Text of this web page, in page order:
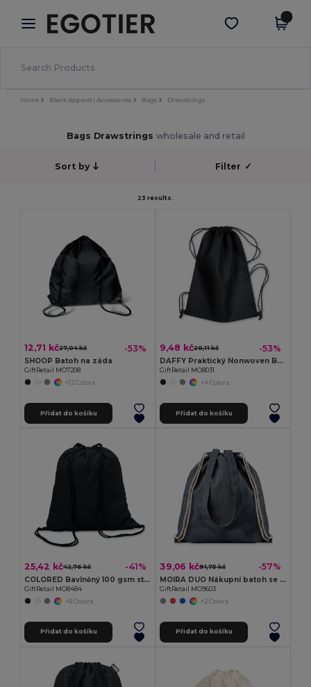
× Aplikace Egotier
Lepší ceny v aplikaci!
Stáhnout app
Home Blank Apparel | Accessories Bags Drawstrings
Bags Drawstrings wholesale and retail
Sort by Filter ✓
23 results.
12,71 kč27,04 kč -53%
SHOOP Batoh na záda
GiftRetail MO7208
+12 Colors
Přidat do košíku
9,48 kč20,11 kč -53%
DAFFY Praktický Nonwoven Batoh s Šňůrkou 80g/m²
GiftRetail MO8031
+4 Colors
Přidat do košíku
25,42 kč42,76 kč -41%
COLORED Bavlněný 100 gsm stahovací vak
GiftRetail MO8484
+8 Colors
Přidat do košíku
39,06 kč91,75 kč -57%
MOIRA DUO Nákupní batoh se šňůrkami
GiftRetail MO9603
+2 Colors
Přidat do košíku